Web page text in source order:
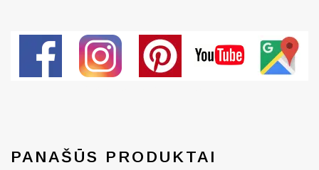
PANAŠŪS PRODUKTAI